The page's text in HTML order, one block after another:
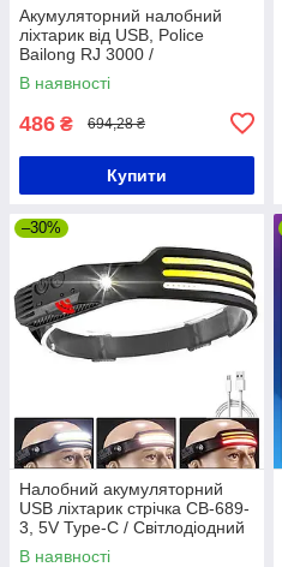
Акумуляторний налобний
ліхтарик від USB, Police
Bailong RJ 3000 /
Світлодіодний ліхтар
налобний / Ліхтарик на лоб
В наявності
486 ₴ 694,28 ₴
Купити
–30%
Налобний акумуляторний
USB ліхтарик стрічка CB-689-
3, 5V Type-C / Світлодіодний
ліхтар на лоб для кемпінгу
В наявності